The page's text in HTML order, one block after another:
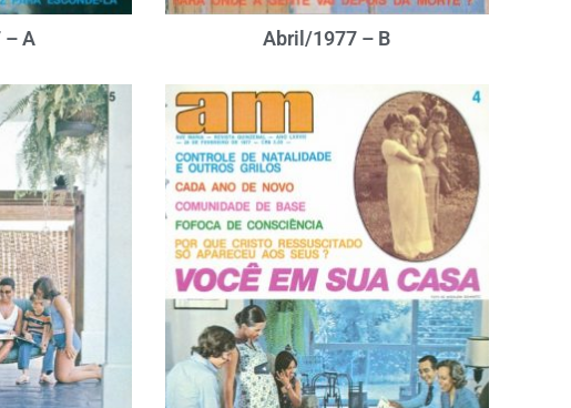
– A Abril/1977 – B